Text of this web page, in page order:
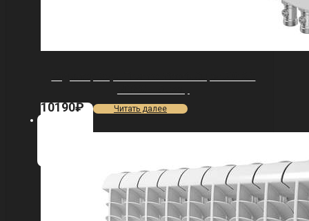
10190₽ Читать далее